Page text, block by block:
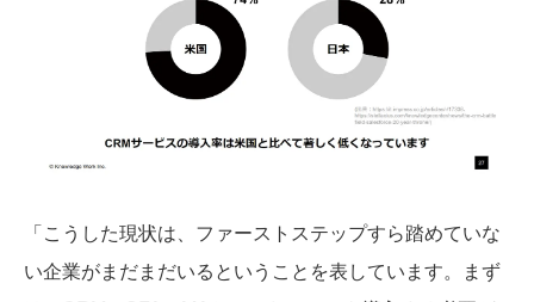
「こうした現状は、ファーストステップすら踏めていな
い企業がまだまだいるということを表しています。まず